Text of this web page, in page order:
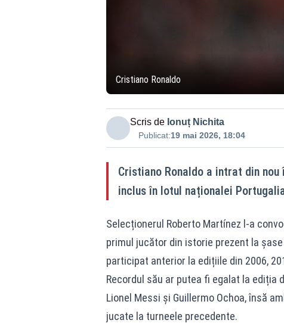
Cristiano Ronaldo
Scris de Ionuț Nichita
Publicat:19 mai 2026, 18:04
Cristiano Ronaldo a intrat din
inclus în lotul naționalei
Selecționerul Roberto Martínez l-a
primul jucător din istorie prezent la
participat anterior la edițiile din 2006,
Recordul său ar putea fi egalat la ediția
Lionel Messi și Guillermo Ochoa, însă
jucate la turneele precedente.